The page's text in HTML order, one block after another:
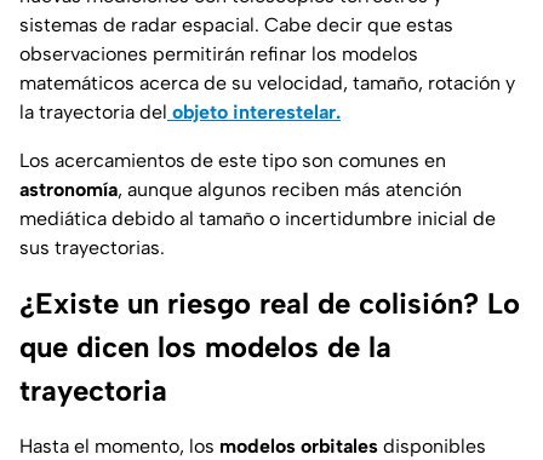
sistemas de radar espacial. Cabe decir que estas
observaciones permitirán refinar los modelos
matemáticos acerca de su velocidad, tamaño, rotación y
la trayectoria del objeto interestelar.
Los acercamientos de este tipo son comunes en
astronomía, aunque algunos reciben más atención
mediática debido al tamaño o incertidumbre inicial de
sus trayectorias.
¿Existe un riesgo real de colisión? Lo
que dicen los modelos de la
trayectoria
Hasta el momento, los modelos orbitales disponibles